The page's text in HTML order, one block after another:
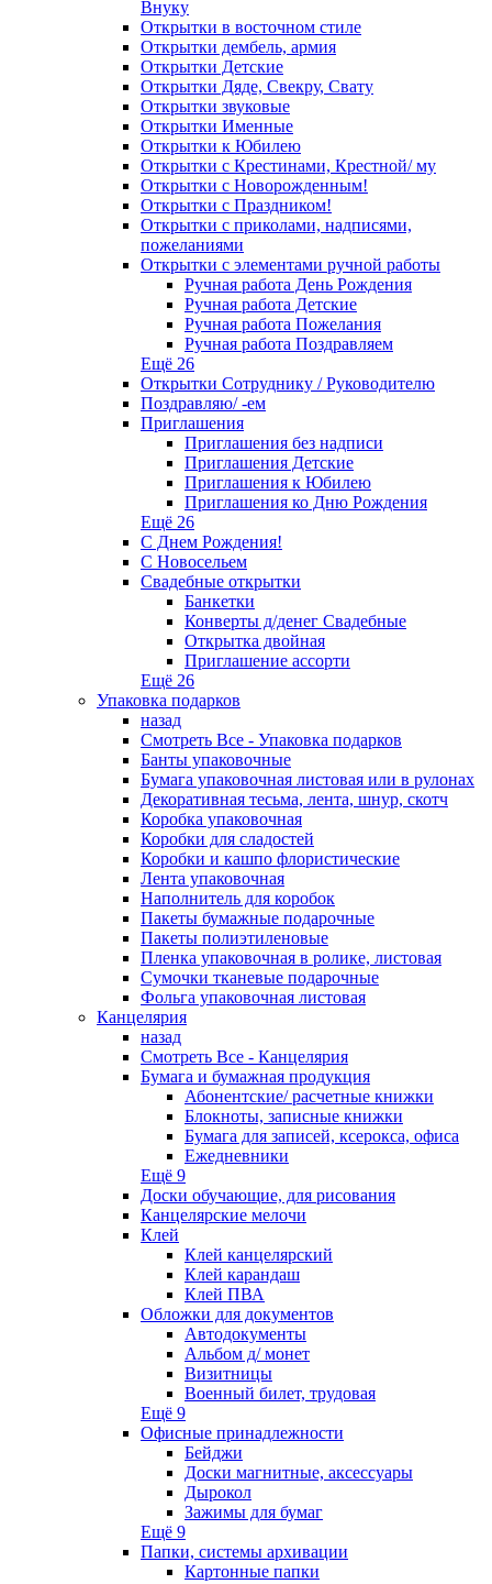
Внуку
Открытки в восточном стиле
Открытки дембель, армия
Открытки Детские
Открытки Дяде, Свекру, Свату
Открытки звуковые
Открытки Именные
Открытки к Юбилею
Открытки с Крестинами, Крестной/ му
Открытки с Новорожденным!
Открытки с Праздником!
Открытки с приколами, надписями,
пожеланиями
Открытки с элементами ручной работы
Ручная работа День Рождения
Ручная работа Детские
Ручная работа Пожелания
Ручная работа Поздравляем
Ещё 26
Открытки Сотруднику / Руководителю
Поздравляю/ -ем
Приглашения
Приглашения без надписи
Приглашения Детские
Приглашения к Юбилею
Приглашения ко Дню Рождения
Ещё 26
С Днем Рождения!
С Новосельем
Свадебные открытки
Банкетки
Конверты д/денег Свадебные
Открытка двойная
Приглашение ассорти
Ещё 26
Упаковка подарков
назад
Смотреть Все - Упаковка подарков
Банты упаковочные
Бумага упаковочная листовая или в рулонах
Декоративная тесьма, лента, шнур, скотч
Коробка упаковочная
Коробки для сладостей
Коробки и кашпо флористические
Лента упаковочная
Наполнитель для коробок
Пакеты бумажные подарочные
Пакеты полиэтиленовые
Пленка упаковочная в ролике, листовая
Сумочки тканевые подарочные
Фольга упаковочная листовая
Канцелярия
назад
Смотреть Все - Канцелярия
Бумага и бумажная продукция
Абонентские/ расчетные книжки
Блокноты, записные книжки
Бумага для записей, ксерокса, офиса
Ежедневники
Ещё 9
Доски обучающие, для рисования
Канцелярские мелочи
Клей
Клей канцелярский
Клей карандаш
Клей ПВА
Обложки для документов
Автодокументы
Альбом д/ монет
Визитницы
Военный билет, трудовая
Ещё 9
Офисные принадлежности
Бейджи
Доски магнитные, аксессуары
Дырокол
Зажимы для бумаг
Ещё 9
Папки, системы архивации
Картонные папки